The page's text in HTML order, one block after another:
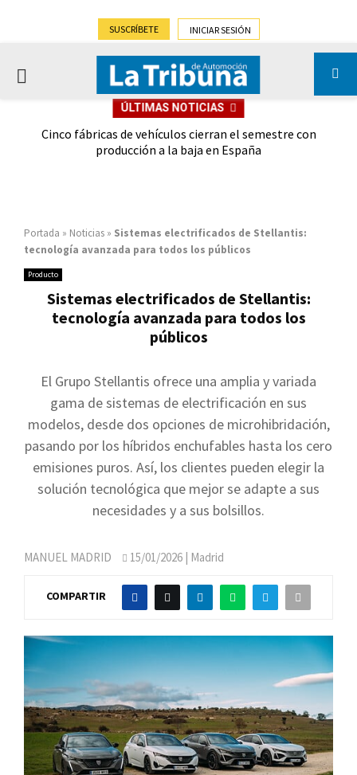
SUSCRÍBETE INICIAR SESIÓN
PRIMARY
ÚLTIMAS NOTICIAS
Cinco fábricas de vehículos cierran el semestre con
producción a la baja en España
Portada » Noticias » Sistemas electrificados de Stellantis:
tecnología avanzada para todos los públicos
Producto
Sistemas electrificados de Stellantis:
tecnología avanzada para todos los
públicos
El Grupo Stellantis ofrece una amplia y variada
gama de sistemas de electrificación en sus
modelos, desde dos opciones de microhibridación,
pasando por los híbridos enchufables hasta los cero
emisiones puros. Así, los clientes pueden elegir la
solución tecnológica que mejor se adapte a sus
necesidades y a sus bolsillos.
MANUEL MADRID 15/01/2026 | Madrid
COMPARTIR